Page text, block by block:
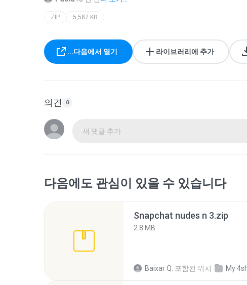
ZIP 5,587 KB
...다음에서 열기 라이브러리에 추가
의견 0
새 댓글 추가
다음에도 관심이 있을 수 있습니다
Snapchat nudes n 3.zip
2.8 MB
Baixar Q. 포함된 위치 My